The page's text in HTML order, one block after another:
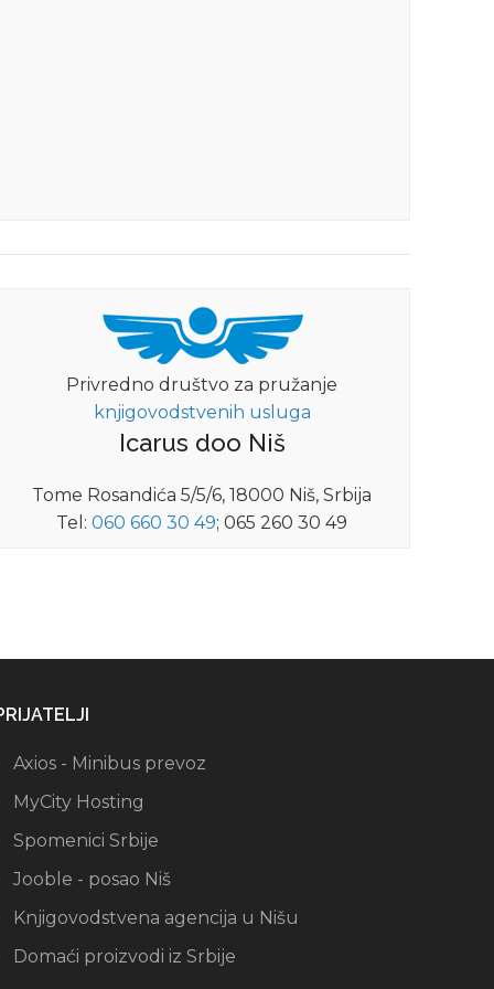
Privredno društvo za pružanje
knjigovodstvenih usluga
Icarus doo Niš
Tome Rosandića 5/5/6, 18000 Niš, Srbija
Tel:060 660 30 49; 065 260 30 49
Axios - Minibus prevoz
MyCity Hosting
Spomenici Srbije
Jooble - posao Niš
Knjigovodstvena agencija u Nišu
Domaći proizvodi iz Srbije